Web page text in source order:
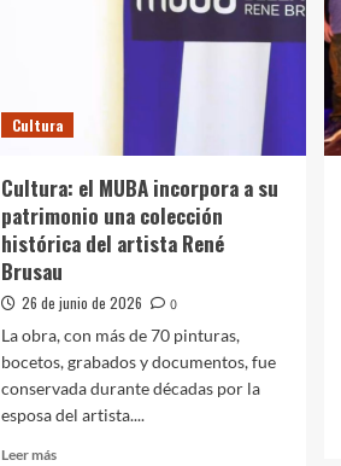
Miranda
Cultura
Cultura: el MUBA incorpora a su
patrimonio una colección
histórica del artista René
Brusau
26 de junio de 2026
0
La obra, con más de 70 pinturas,
bocetos, grabados y documentos, fue
conservada durante décadas por la
esposa del artista....
Leer másLeer